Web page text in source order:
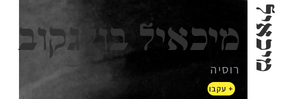
מיכאיל בולגקוב
רוסיה
+ עקבו